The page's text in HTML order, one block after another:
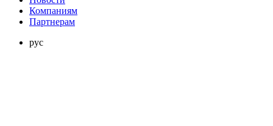
Компаниям
Партнерам
рус